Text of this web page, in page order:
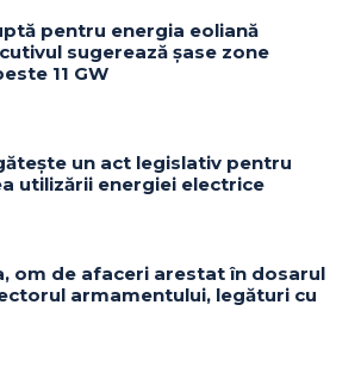
pentru energia eoliană
sugerează șase zone
11 GW
un act legislativ pentru
utilizării energiei electrice
om de afaceri arestat în dosarul
armamentului, legături cu